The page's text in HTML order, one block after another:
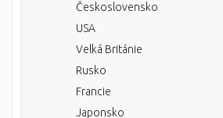
Československo
USA
Velká Británie
Rusko
Francie
Japonsko